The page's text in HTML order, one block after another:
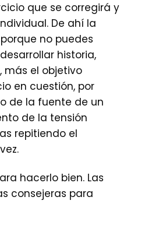
que se corregirá y
De ahí la
no puedes
historia,
más el objetivo
en cuestión, por
de la fuente de un
de la tensión
repitiendo el
hacerlo bien. Las
consejeras para